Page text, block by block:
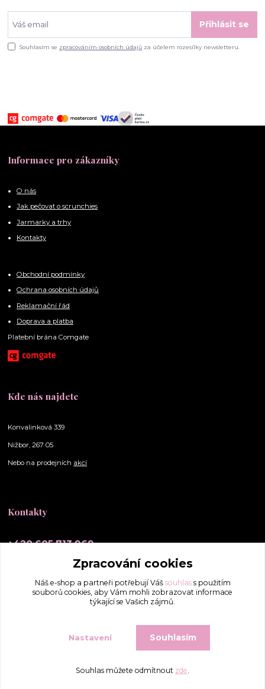
Přihlásit se
Souhlasím se zpracováním osobních údajů za účelem rozesílky newsletteru.
Informace pro zákazníky
O nás
Jak pečovat o scrunchies
Jarmarky a trhy
Kontakty
Obchodní podmínky
Ochrana osobních údajů
Reklamační řád
Doprava a platba
Platební brána Comgate
Kde nás najdete
Konvalinková 339
Nižbor, 267 05
Nebo na prodejních akcí
Kontakty
+420 605 713 969
info@elly-scrunchies.cz
Vytvořeno na Eshop-rychle.cz
Zpracování cookies
Náš e-shop a partneři potřebují Váš souhlass použitím
souborů cookies, aby Vám mohli zobrazovat informace
týkající se Vašich zájmů.
Nastavení Souhlasím
Souhlas můžete odmítnout zde